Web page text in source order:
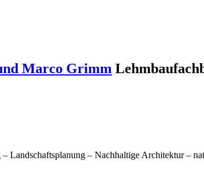
Marco Grimm
Landschaftsplanung – Nachhaltige Architektur –